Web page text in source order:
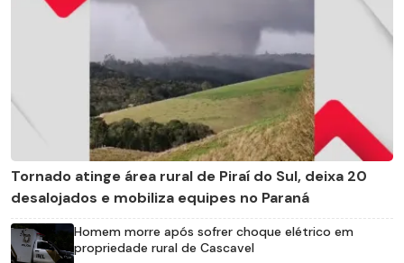
Tornado atinge área rural de Piraí do Sul, deixa 20
desalojados e mobiliza equipes no Paraná
Homem morre após sofrer choque elétrico em
propriedade rural de Cascavel